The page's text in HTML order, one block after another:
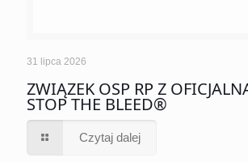
31 lipca 2026
ZWIĄZEK OSP RP Z
STOP THE BLEED®
Czytaj dalej